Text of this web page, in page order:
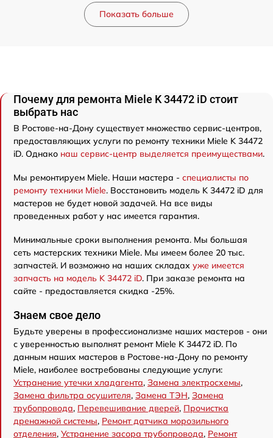
Показать больше
Почему для ремонта Miele K 34472 iD стоит
выбрать нас
В Ростове-на-Дону существует множество сервис-центров,
предоставляющих услуги по ремонту техники Miele K 34472
iD. Однако наш сервис-центр выделяется преимуществами.
Мы ремонтируем Miele. Наши мастера - специалисты по
ремонту техники Miele. Восстановить модель K 34472 iD для
мастеров не будет новой задачей. На все виды
проведенных работ у нас имеется гарантия.
Минимальные сроки выполнения ремонта. Мы большая
сеть мастерских техники Miele. Мы имеем более 20 тыс.
запчастей. И возможно на наших складах уже имеется
запчасть на модель K 34472 iD. При заказе ремонта на
сайте - предоставляется скидка -25%.
Знаем свое дело
Будьте уверены в профессионализме наших мастеров - они
с уверенностью выполнят ремонт Miele K 34472 iD. По
данным наших мастеров в Ростове-на-Дону по ремонту
Miele, наиболее востребованы следующие услуги:
Устранение утечки хладагента, Замена электросхемы,
Замена фильтра осушителя, Замена ТЭН, Замена
трубопровода, Перевешивание дверей, Прочистка
дренажной системы, Ремонт датчика морозильного
отделения, Устранение засора трубопровода, Ремонт